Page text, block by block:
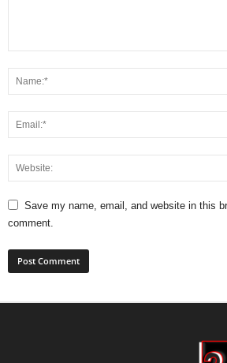
Save my name, email, and website in this
comment.